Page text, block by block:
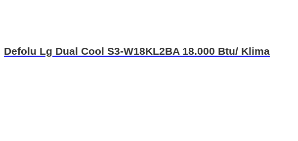
Defolu Lg Dual Cool S3-W18KL2BA 18.000 Btu/ Klima